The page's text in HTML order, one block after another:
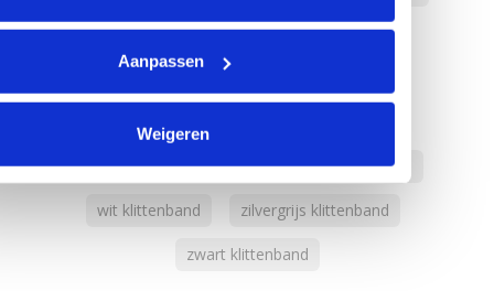
Aanpassen
Weigeren
lusband lusband naaibaar
navy blue klittenband
rood klittenband
royal blue klittenband vloermarkeringstape
wit klittenband zilvergrijs klittenband
zwart klittenband